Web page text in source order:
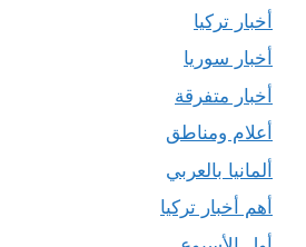
أخبار تركيا
أخبار سوريا
أخبار متفرقة
أعلام ومناطق
ألمانيا بالعربي
أهم أخبار تركيا